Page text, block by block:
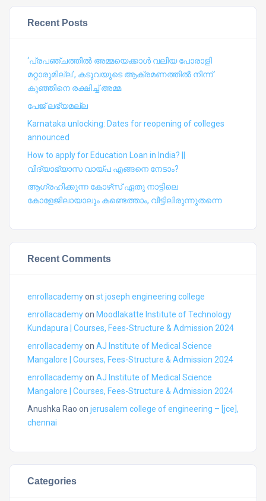
Recent Posts
‘പ്രപഞ്ചത്തില്‍ അമ്മയെക്കാള്‍ വലിയ പോരാളി
മറ്റാരുമില്ല’, കടുവയുടെ ആക്രമണത്തില്‍ നിന്ന്
കുഞ്ഞിനെ രക്ഷിച്ച് അമ്മ
പേജ് ലഭ്യമല്ല
Karnataka unlocking: Dates for reopening of colleges
announced
How to apply for Education Loan in India? ||
വിദ്യാഭ്യാസ വായ്പ എങ്ങനെ നേടാം?
ആഗ്രഹിക്കുന്ന കോഴ്‍സ് ഏതു നാട്ടിലെ
കോളേജിലായാലും കണ്ടെത്താം, വീട്ടിലിരുന്നുതന്നെ
Recent Comments
enrollacademyon st joseph engineering college
enrollacademyon Moodlakatte Institute of Technology
Kundapura | Courses, Fees-Structure & Admission 2024
enrollacademyon AJ Institute of Medical Science
Mangalore | Courses, Fees-Structure & Admission 2024
enrollacademyon AJ Institute of Medical Science
Mangalore | Courses, Fees-Structure & Admission 2024
Anushka Rao on jerusalem college of engineering – [jce],
chennai
Categories